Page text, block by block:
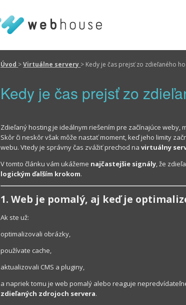
Úvod >Virtuálne servery > Kedy je čas prejsť zo zdieľaného
Kedy je čas prejsť zo
Zdieľaný hosting je ideálnym riešením pre začínajúce
Skôr či neskôr však môže nastať moment, keď jeho limity
webu. Vtedy je správny čas zvážiť prechod navirtuálny
V tomto článku vám ukážeme najčastejšie signály, že
logickým ďalším krokom.
1. Web je pomalý, aj keď je
Ak ste už:
optimalizovali obrázky,
používate cache,
aktualizovali CMS a pluginy,
a napriek tomu je web pomalý alebo reaguje
zdieľaných zdrojoch servera.